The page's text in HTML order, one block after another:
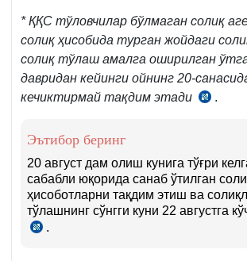
*ҚҚС тўловчилар бўлмаган солиқ
солиқ ҳисобида турган жойдаги
солиқ тўлаш амалга оширилган
давридан кейинги ойнинг 20-
кечиктирмай тақдим этади
СК
қ.
.
Эътибор беринг
20 август дам олиш кунига тўғри
сабабли юқорида санаб ўтилган
ҳисоботларни тақдим этиш ва
тўлашнинг сўнгги куни 22 августга
СК
.